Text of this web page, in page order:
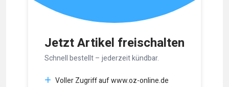
Jetzt Artikel freischalten
Schnell bestellt – jederzeit kündbar.
Voller Zugriff auf www.oz-online.de